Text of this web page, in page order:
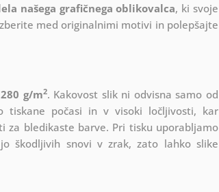
našega grafičnega oblikovalca, ki svoje
med originalnimi motivi in polepšajte
280 g/m2. Kakovost slik ni odvisna samo od
tiskane počasi in v visoki ločljivosti, kar
za bledikaste barve. Pri tisku uporabljamo
škodljivih snovi v zrak, zato lahko slike